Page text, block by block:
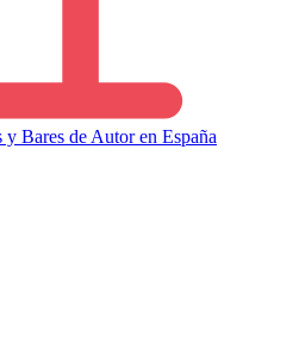
y Bares de Autor en España